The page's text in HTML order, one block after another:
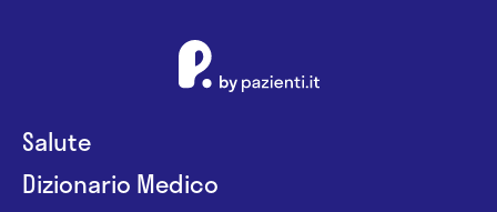
Salute
Dizionario Medico